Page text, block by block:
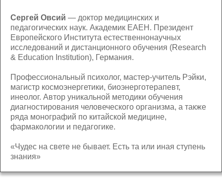
Сергей Овсий — доктор медицинских и
педагогических наук. Академик ЕАЕН. Президент
Европейского Института естественнонаучных
исследований и дистанционного обучения (Research
& Education Institution), Германия.
Профессиональный психолог, мастер-учитель Рэйки,
магистр космоэнергетики, биоэнерготерапевт,
инеолог. Автор уникальной методики обучения
диагностирования человеческого организма, а также
ряда монографий по китайской медицине,
фармакологии и педагогике.
«Чудес на свете не бывает. Есть та или иная ступень
знания»